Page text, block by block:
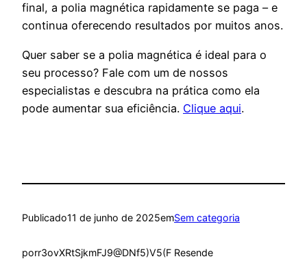
final, a polia magnética rapidamente se paga – e
continua oferecendo resultados por muitos anos.
Quer saber se a polia magnética é ideal para o
seu processo? Fale com um de nossos
especialistas e descubra na prática como ela
pode aumentar sua eficiência. Clique aqui.
Publicado11 de junho de 2025emSem categoria
porr3ovXRtSjkmFJ9@DNf5)V5(F Resende